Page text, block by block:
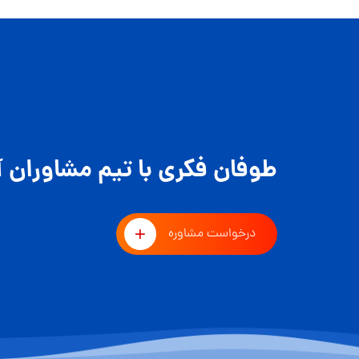
طوفان فکری با تیم مشاوران
درخواست مشاوره